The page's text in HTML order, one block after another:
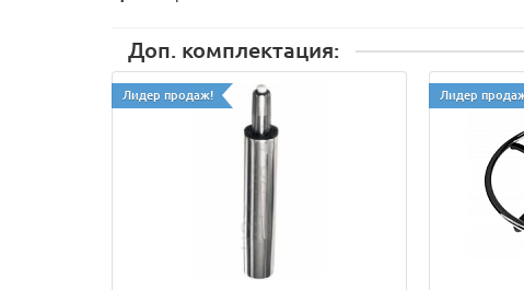
Доп. комплектация:
Лидер продаж! Лидер